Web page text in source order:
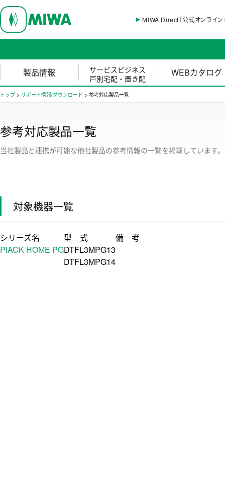
MIWA Direct（公式オンライン
製品情報
サービスビジネス
戸別宅配・置き配
WEBカタログ
トップ > サポート情報/ダウンロード > 参考対応製品一覧
参考対応製品一覧
当社製品と連携が可能な他社製品の参考情報の一覧を掲載しています。
対象機器一覧
シリーズ名 型 式
備 考
PiACK HOME PGDTFL3MPG13
DTFL3MPG14